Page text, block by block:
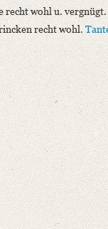
wohl u.
recht wohl.